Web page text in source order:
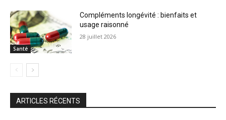
Santé
Compléments longévité : bienfaits et
usage raisonné
28 juillet 2026
ARTICLES RÉCENTS